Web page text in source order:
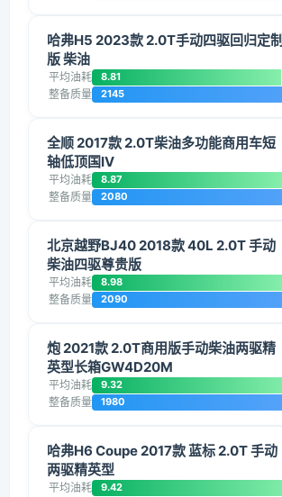
哈弗H5 2023款 2.0T手动四驱回归定制
版 柴油
平均油耗 8.81
整备质量 2145
全顺 2017款 2.0T柴油多功能商用车短
轴低顶国IV
平均油耗 8.87
整备质量 2080
北京越野BJ40 2018款 40L 2.0T 手动
柴油四驱尊贵版
平均油耗 8.98
整备质量 2090
炮 2021款 2.0T商用版手动柴油两驱精
英型长箱GW4D20M
平均油耗 9.32
整备质量 1980
哈弗H6 Coupe 2017款 蓝标 2.0T 手动
两驱精英型
平均油耗 9.42